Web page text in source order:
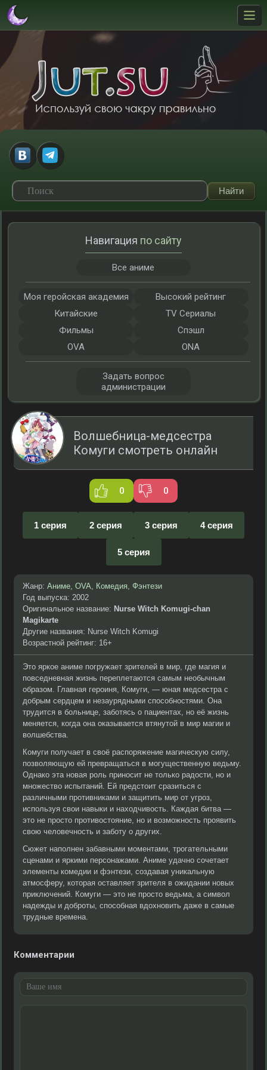
Волшебница-медсестра
Комуги смотреть онлайн
0 0
1 серия 2 серия 3 серия 4 серия
5 серия
Жанр: Аниме, OVA, Комедия, Фэнтези
Год выпуска: 2002
Оригинальное название: Nurse Witch Komugi-chan
Magikarte
Другие названия: Nurse Witch Komugi
Возрастной рейтинг: 16+
Это яркое аниме погружает зрителей в мир, где магия и
повседневная жизнь переплетаются самым необычным
образом. Главная героиня, Комуги, — юная медсестра с
добрым сердцем и незаурядными способностями. Она
трудится в больнице, заботясь о пациентах, но её жизнь
меняется, когда она оказывается втянутой в мир магии и
волшебства.
Комуги получает в своё распоряжение магическую силу,
позволяющую ей превращаться в могущественную ведьму.
Однако эта новая роль приносит не только радости, но и
множество испытаний. Ей предстоит сразиться с
различными противниками и защитить мир от угроз,
используя свои навыки и находчивость. Каждая битва —
это не просто противостояние, но и возможность проявить
свою человечность и заботу о других.
Сюжет наполнен забавными моментами, трогательными
сценами и яркими персонажами. Аниме удачно сочетает
элементы комедии и фэнтези, создавая уникальную
атмосферу, которая оставляет зрителя в ожидании новых
приключений. Комуги — это не просто ведьма, а символ
надежды и доброты, способная вдохновить даже в самые
трудные времена.
Комментарии
Навигация по сайту
Все аниме
Моя геройская академия
Высокий рейтинг
Китайские
TV Сериалы
Фильмы
Спэшл
OVA
ONA
Задать вопрос
администрации